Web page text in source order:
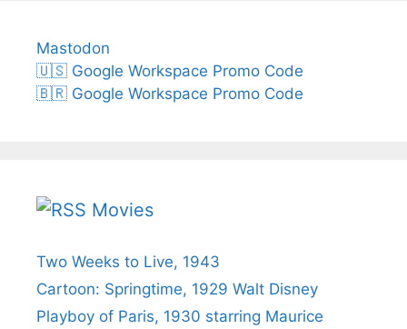
Mastodon
🇺🇸 Google Workspace Promo Code
🇧🇷 Google Workspace Promo Code
Movies
Two Weeks to Live, 1943
Cartoon: Springtime, 1929 Walt Disney
Playboy of Paris, 1930 starring Maurice